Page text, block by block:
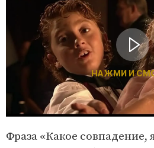
НАЖМИ И
Фраза «Какое совпадение,